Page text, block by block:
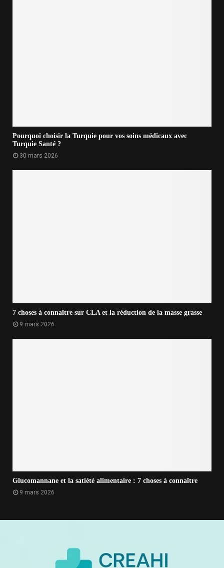
Pourquoi choisir la Turquie pour vos soins médicaux avec
Turquie Santé ?
30 mars 2026
7 choses à connaître sur CLA et la réduction de la masse grasse
9 mars 2026
Glucomannane et la satiété alimentaire : 7 choses à connaître
9 mars 2026